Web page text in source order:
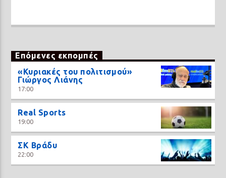
Επόμενες εκπομπές
«Κυριακές του πολιτισμού»
Γιώργος Λιάνης
17:00
Real Sports
19:00
ΣΚ Βράδυ
22:00